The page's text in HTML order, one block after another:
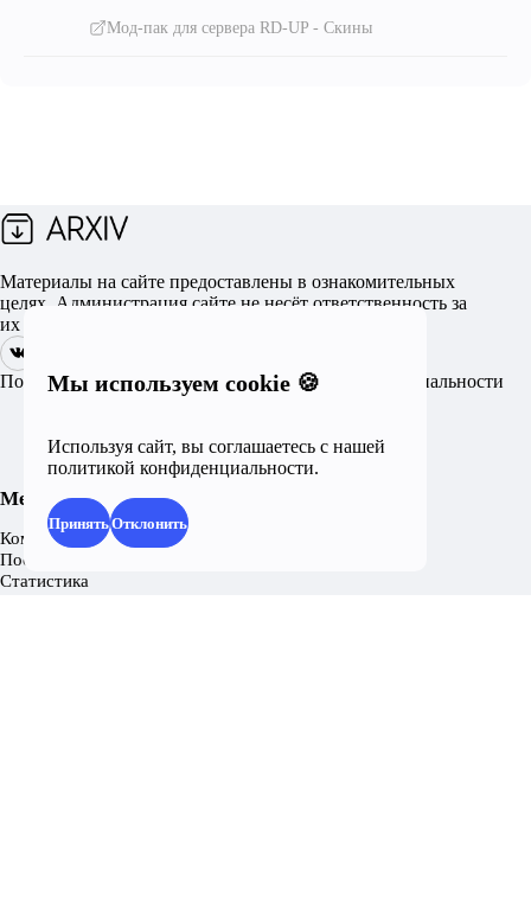
Мод-пак для сервера RD-UP - Скины
Материалы на сайте предоставлены в ознакомительных
целях. Администрация сайте не несёт ответственность за
их использование и полученный вред.
Пользовательское соглашениеПолитика конфиденциальности
Меню
Комментарии
Последние статьи
Статистика
Мы используем cookie 🍪
Используя сайт, вы соглашаетесь с нашей
политикой конфиденциальности.
ПринятьОтклонить